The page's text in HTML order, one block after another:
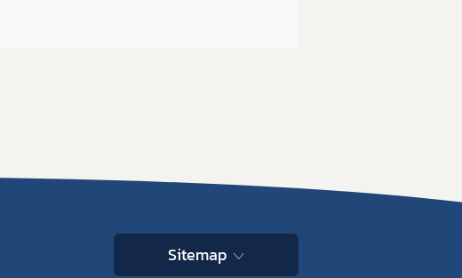
Sitemap